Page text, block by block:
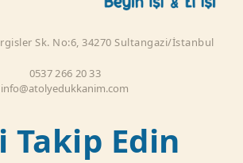
Sk. No:6, 34270 Sultangazi/İstanbul
0537 266 20 33
info@atolyedukkanim.com
Takip Edin